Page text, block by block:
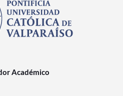
Académico